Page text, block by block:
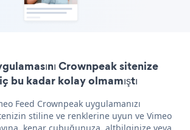
Crownpeak sitenize
bu kadar kolay olmamıştı
Feed Crownpeak uygulamanızı
stiline ve renklerine uyun ve Vimeo
kenar çubuğunuza, altbilginize veya